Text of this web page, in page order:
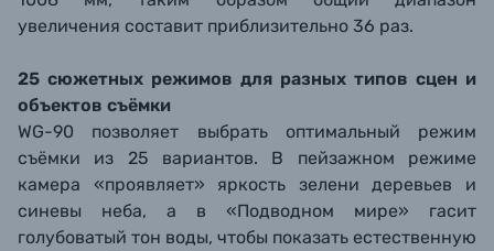
увеличения составит приблизительно 36 раз.
25 сюжетных режимов для разных типов сцен и
объектов съёмки
WG-90 позволяет выбрать оптимальный режим
съёмки из 25 вариантов. В пейзажном режиме
камера «проявляет» яркость зелени деревьев и
синевы неба, а в «Подводном мире» гасит
голубоватый тон воды, чтобы показать естественную